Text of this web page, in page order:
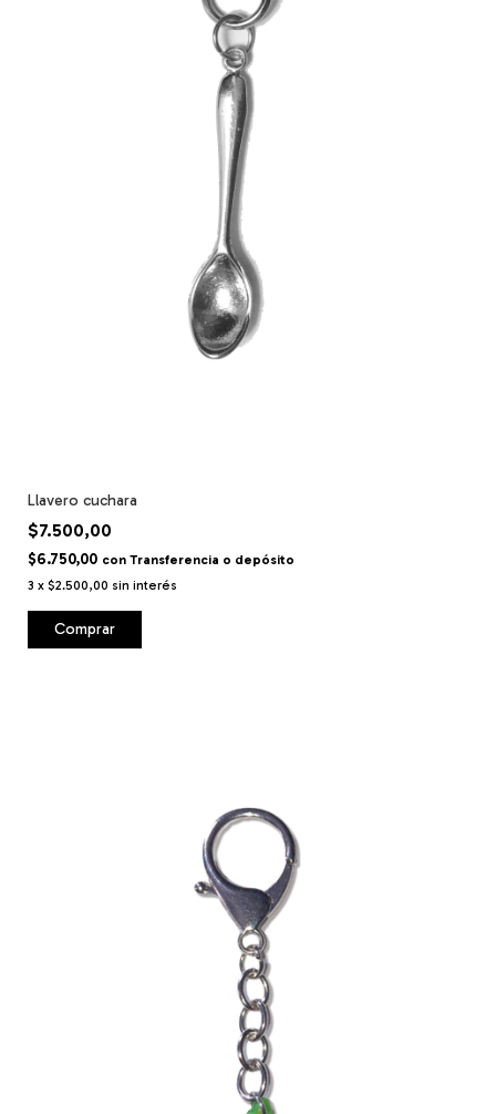
Llavero cuchara
$7.500,00
$6.750,00 con Transferencia o depósito
3 x $2.500,00 sin interés